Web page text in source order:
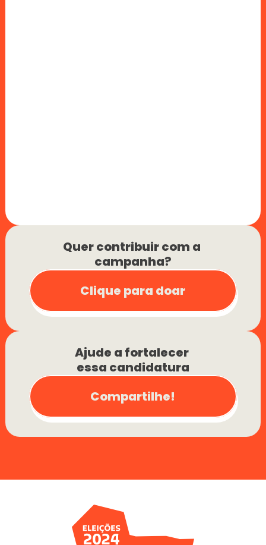
Quer contribuir com a
campanha?
Clique para doar
Ajude a fortalecer
essa candidatura
Compartilhe!